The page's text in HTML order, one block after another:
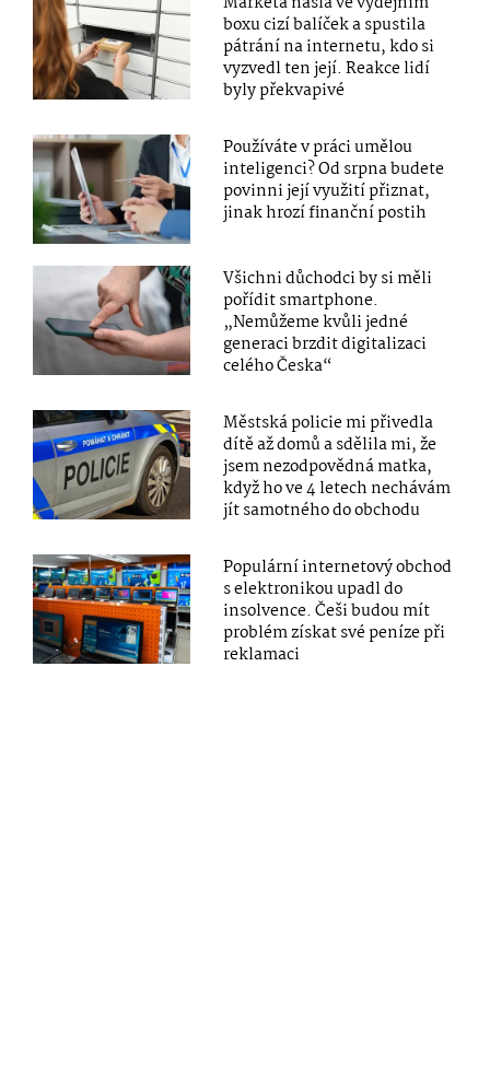
boxu cizí balíček a spustila
pátrání na internetu, kdo si
vyzvedl ten její. Reakce lidí
byly překvapivé
Používáte v práci umělou
inteligenci? Od srpna budete
povinni její využití přiznat,
jinak hrozí finanční postih
Všichni důchodci by si měli
pořídit smartphone.
„Nemůžeme kvůli jedné
generaci brzdit digitalizaci
celého Česka“
Městská policie mi přivedla
dítě až domů a sdělila mi, že
jsem nezodpovědná matka,
když ho ve 4 letech nechávám
jít samotného do obchodu
Populární internetový obchod
s elektronikou upadl do
insolvence. Češi budou mít
problém získat své peníze při
reklamaci